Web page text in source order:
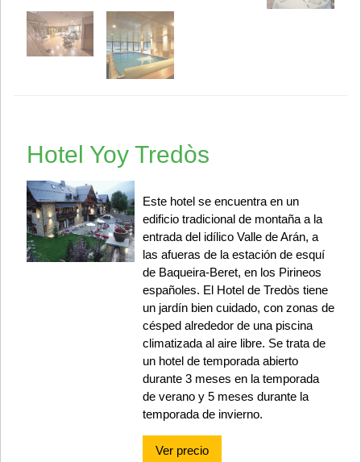
Hotel Yoy Tredòs
Este hotel se encuentra en un
edificio tradicional de montaña a la
entrada del idílico Valle de Arán, a
las afueras de la estación de esquí
de Baqueira-Beret, en los Pirineos
españoles. El Hotel de Tredòs tiene
un jardín bien cuidado, con zonas de
césped alrededor de una piscina
climatizada al aire libre. Se trata de
un hotel de temporada abierto
durante 3 meses en la temporada
de verano y 5 meses durante la
temporada de invierno.
Ver precio